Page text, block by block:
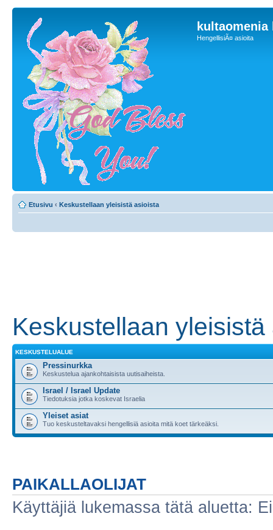
HengellisiÃ¤ asioita
Etusivu ‹ Keskustellaan yleisistä asioista
Keskustellaan yleisistä
KESKUSTELUALUE
Pressinurkka
Keskustelua ajankohtaisista uutisaiheista.
Israel / Israel Update
Tiedotuksia jotka koskevat Israelia
Yleiset asiat
Tuo keskusteltavaksi hengellisiä asioita mitä koet tärkeäksi.
PAIKALLAOLIJAT
Käyttäjiä lukemassa tätä aluetta: